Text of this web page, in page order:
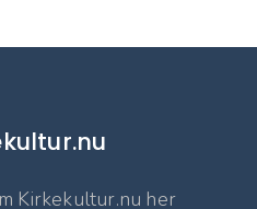
Kirkekultur.nu her